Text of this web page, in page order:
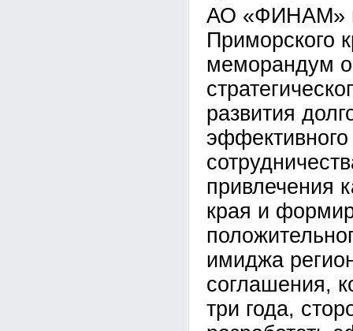
АО «ФИНАМ»
Приморского
меморандум
развития
привлечения
края и
имиджа
соглашения,
три года,